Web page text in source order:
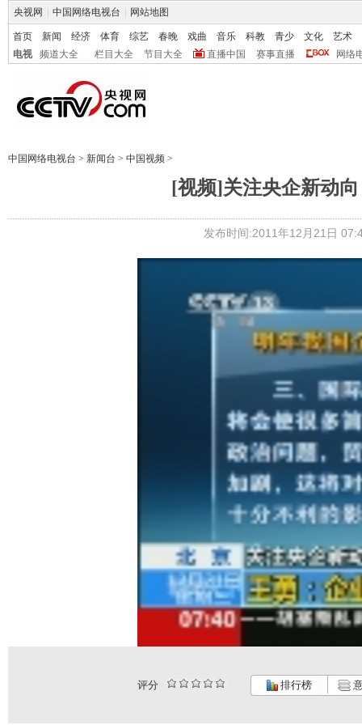
央视网 中国网络电视台 网站地图
首页 新闻 经济 体育 综艺 春晚 戏曲 音乐 科教 青少 文化
艺术
电视
频道大全 栏目大全 节目大全 直播中国 赛事直播 网络
中国网络电视台 > 新闻台 > 中国视频 >
[视频]关注央企新动
发布时间:2011年12月21日
评分 排行榜